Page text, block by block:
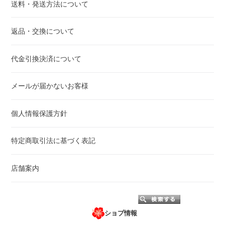
送料・発送方法について
返品・交換について
代金引換決済について
メールが届かないお客様
個人情報保護方針
特定商取引法に基づく表記
店舗案内
ショプ情報